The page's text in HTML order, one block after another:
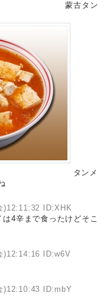
蒙古タン
タンメ
)12:11:32 ID:XHK
4辛まで食ったけどそこ
)12:14:16 ID:w6V
)12:10:43 ID:mbY